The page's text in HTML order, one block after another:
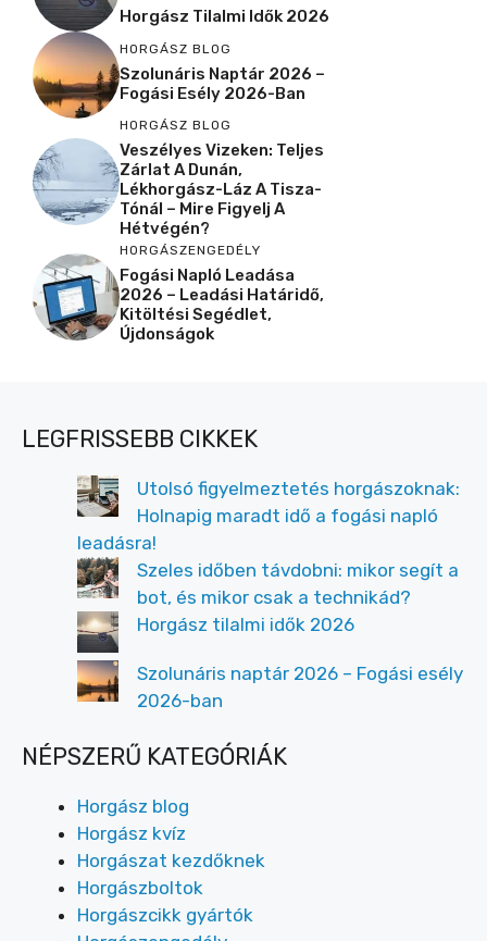
Horgász Tilalmi Idők 2026
HORGÁSZ BLOG
Szolunáris Naptár 2026 –
Fogási Esély 2026-Ban
HORGÁSZ BLOG
Veszélyes Vizeken: Teljes
Zárlat A Dunán,
Lékhorgász-Láz A Tisza-
Tónál – Mire Figyelj A
Hétvégén?
HORGÁSZENGEDÉLY
Fogási Napló Leadása
2026 – Leadási Határidő,
Kitöltési Segédlet,
Újdonságok
LEGFRISSEBB CIKKEK
Utolsó figyelmeztetés horgászoknak:
Holnapig maradt idő a fogási napló
leadásra!
Szeles időben távdobni: mikor segít a
bot, és mikor csak a technikád?
Horgász tilalmi idők 2026
Szolunáris naptár 2026 – Fogási esély
2026-ban
NÉPSZERŰ KATEGÓRIÁK
Horgász blog
Horgász kvíz
Horgászat kezdőknek
Horgászboltok
Horgászcikk gyártók